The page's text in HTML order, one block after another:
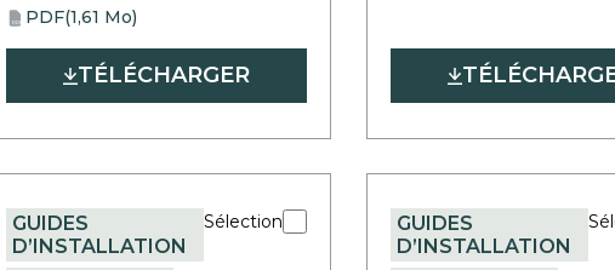
PDF PDF(1,61 Mo)
opens
in
new
TÉLÉCHARGER
GUIDES
D’INSTALLATION
Sélection
GUIDES
D’INSTALLATION